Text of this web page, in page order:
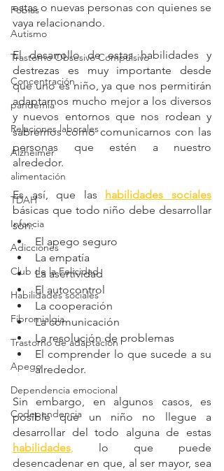
Fobias
Autismo
Trastorno Obsesivo Compulsivo
Concentración
pandemia
Relaciones laborales
Alzheimer
alimentación
TDAH
Infancia
Adicciones
Club de la Felicidad
Habilidades sociales
Fibromialgia
Trastorno de adaptación
Apego
Dependencia emocional
Codependencia
estas o nuevas personas con quienes se
vaya relacionando.
El desarrollo de estas habilidades y
destrezas es muy importante desde
que uno es niño, ya que nos permitirán
adaptarnos mucho mejor a los diversos
y nuevos entornos que nos rodean y
sabremos cómo comunicarnos con las
personas que estén a nuestro
alrededor.
Es así, que las habilidades sociales
básicas que todo niño debe desarrollar
son:
El apego seguro
La empatía
La asertividad
El autocontrol
La cooperación
La comunicación
La resolución de problemas
El comprender lo que sucede a su
alrededor.
Sin embargo, en algunos casos, es
posible que un niño no llegue a
habilidades, lo que puede
desencadenar en que, al ser mayor, sea